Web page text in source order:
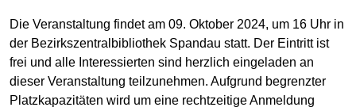
Die Veranstaltung findet am 09. Oktober 2024, um 16 Uhr in
der Bezirkszentralbibliothek Spandau statt. Der Eintritt ist
frei und alle Interessierten sind herzlich eingeladen an
dieser Veranstaltung teilzunehmen. Aufgrund begrenzter
Platzkapazitäten wird um eine rechtzeitige Anmeldung